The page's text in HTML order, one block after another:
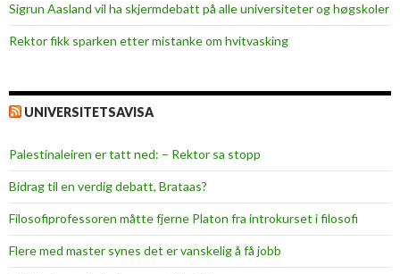
Sigrun Aasland vil ha skjerm­debatt på alle universiteter og høgskoler
Rektor fikk sparken etter mistanke om hvitvasking
UNIVERSITETSAVISA
Palestinaleiren er tatt ned: – Rektor sa stopp
Bidrag til en verdig debatt, Brataas?
Filosofiprofessoren måtte fjerne Platon fra introkurset i filosofi
Flere med master synes det er vanskelig å få jobb